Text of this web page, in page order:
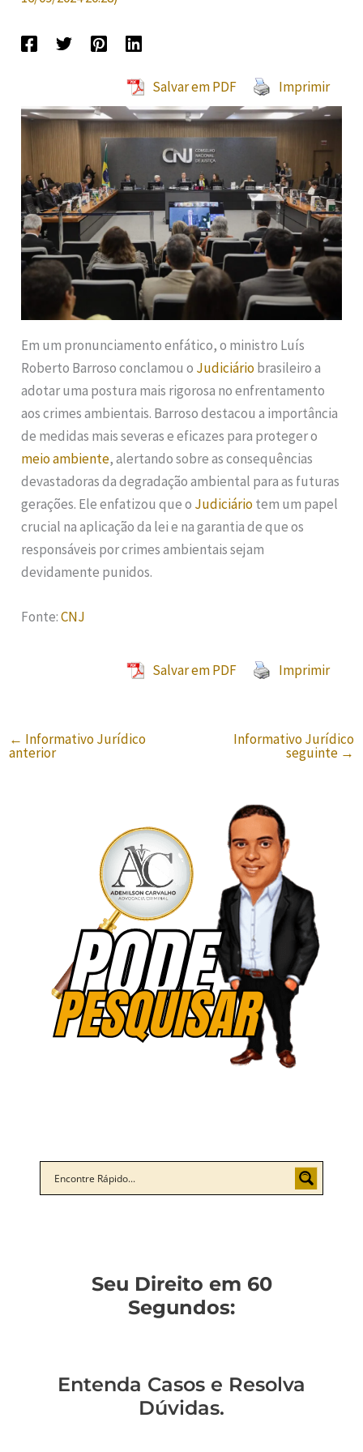
Salvar em PDF Imprimir
Em um pronunciamento enfático, o ministro Luís
Roberto Barroso conclamou o Judiciáriobrasileiro a
adotar uma postura mais rigorosa no enfrentamento
aos crimes ambientais. Barroso destacou a importância
de medidas mais severas e eficazes para proteger o
meio ambiente, alertando sobre as consequências
devastadoras da degradação ambiental para as futuras
gerações. Ele enfatizou que o Judiciáriotem um papel
crucial na aplicação da lei e na garantia de que os
responsáveis por crimes ambientais sejam
devidamente punidos.
Fonte:CNJ
Salvar em PDF Imprimir
← Informativo Jurídico
anterior
Informativo Jurídico
seguinte →
Seu Direito em 60
Segundos:
Entenda Casos e Resolva
Dúvidas.